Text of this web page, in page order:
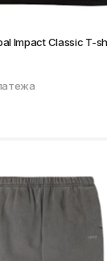
Impact Classic T-